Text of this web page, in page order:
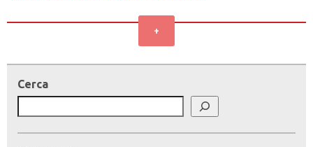
+
Cerca